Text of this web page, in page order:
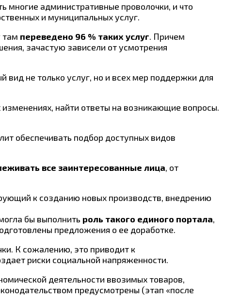
многие административные проволочки, и что
и муниципальных услуг.
там переведено 96 % таких услуг. Причем
зачастую зависели от усмотрения
вид не только услуг, но и всех мер поддержки для
найти ответы на возникающие вопросы.
обеспечивать подбор доступных видов
все заинтересованные лица, от
к созданию новых производств, внедрению
бы выполнить роль такого единого портала,
предложения о ее доработке.
К сожалению, это приводит к
риски социальной напряженности.
деятельности ввозимых товаров,
предусмотрены (этап «после